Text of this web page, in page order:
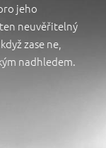
jeho
neuvěřitelný
zase ne,
nadhledem.